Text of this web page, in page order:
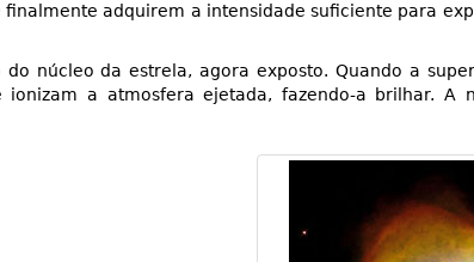
adquirem a intensidade suficiente para
núcleo da estrela, agora exposto. Quando a
a atmosfera ejetada, fazendo-a brilhar. A